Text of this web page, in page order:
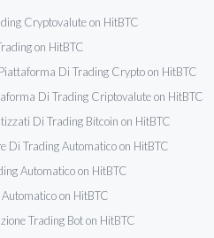
Cryptovalute on HitBTC
on HitBTC
Di Trading Crypto on HitBTC
Di Trading Criptovalute on HitBTC
Di Trading Bitcoin on HitBTC
Di Trading Automatico on HitBTC
Automatico on HitBTC
on HitBTC
Trading Bot on HitBTC